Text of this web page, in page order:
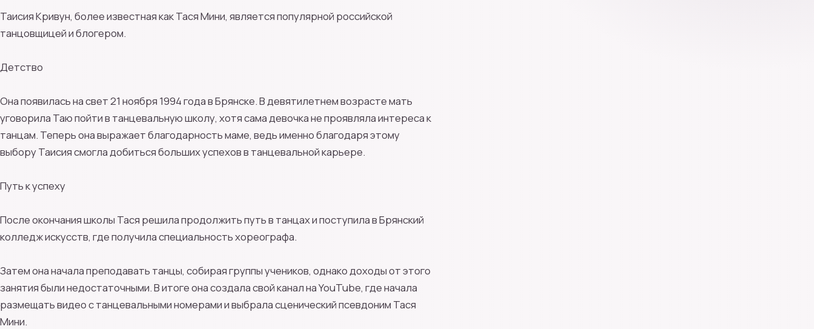
Таисия Кривун, более известная как Тася Мини, является популярной российской
танцовщицей и блогером.
Детство
Она появилась на свет 21 ноября 1994 года в Брянске. В девятилетнем возрасте мать
уговорила Таю пойти в танцевальную школу, хотя сама девочка не проявляла интереса к
танцам. Теперь она выражает благодарность маме, ведь именно благодаря этому
выбору Таисия смогла добиться больших успехов в танцевальной карьере.
Путь к успеху
После окончания школы Тася решила продолжить путь в танцах и поступила в Брянский
колледж искусств, где получила специальность хореографа.
Затем она начала преподавать танцы, собирая группы учеников, однако доходы от этого
занятия были недостаточными. В итоге она создала свой канал на YouTube, где начала
размещать видео с танцевальными номерами и выбрала сценический псевдоним Тася
Мини.